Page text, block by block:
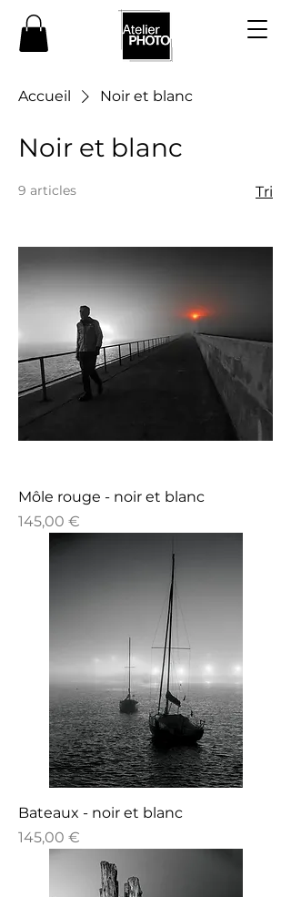
Accueil Noir et blanc
Noir et blanc
9 articles Tri
Môle rouge - noir et blanc
Prix
145,00 €
Bateaux - noir et blanc
Prix
145,00 €